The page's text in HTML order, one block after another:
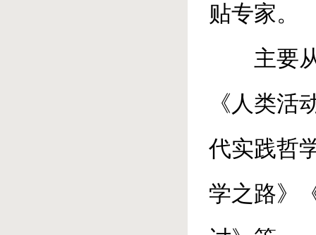
贴专家。
主要
《人类
代实践哲
学之路》